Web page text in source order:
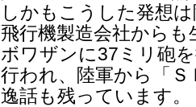
しかもこうした発想
飛行機製造会社から
ボワザンに37ミリ砲
行われ、陸軍から「
逸話も残っています。